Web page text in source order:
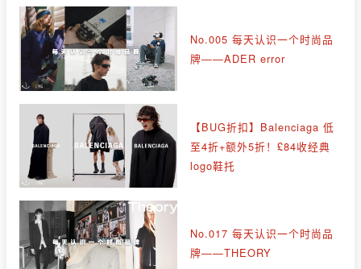
No.005 每天认识一个时尚品
牌——ADER error
【BUG折扣】Balenciaga 低
至4折+额外5折！£84收经典
logo鞋托
No.017 每天认识一个时尚品
牌——THEORY